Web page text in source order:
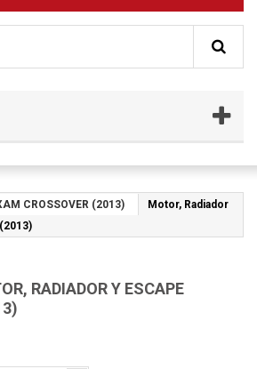
CROSSOVER (2013)
Motor, Radiador
RADIADOR Y ESCAPE